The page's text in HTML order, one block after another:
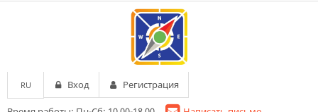
RU Вход Регистрация